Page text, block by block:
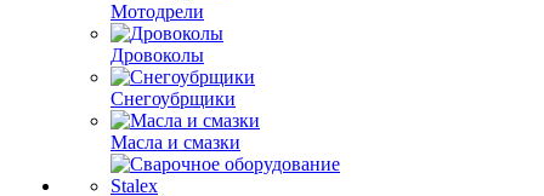
Мотодрели
Дровоколы
Снегоубрщики
Масла и смазки